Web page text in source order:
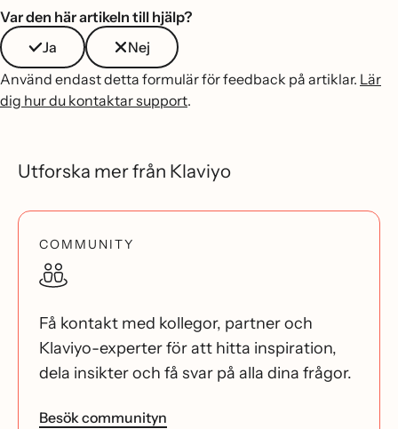
Var den här artikeln till hjälp?
Ja
Nej
Använd endast detta formulär för feedback på artiklar. Lär
dig hur du kontaktar support.
Utforska mer från Klaviyo
COMMUNITY
Få kontakt med kollegor, partner och
Klaviyo-experter för att hitta inspiration,
dela insikter och få svar på alla dina frågor.
Besök communityn